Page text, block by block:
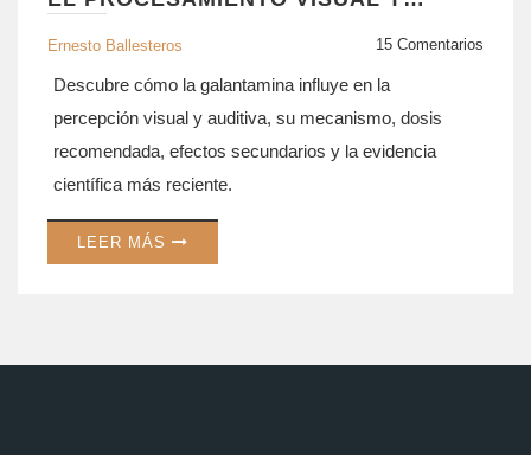
AUDITIVO
Ernesto Ballesteros 15 Comentarios
Descubre cómo la galantamina influye en la
percepción visual y auditiva, su mecanismo, dosis
recomendada, efectos secundarios y la evidencia
científica más reciente.
LEER MÁS